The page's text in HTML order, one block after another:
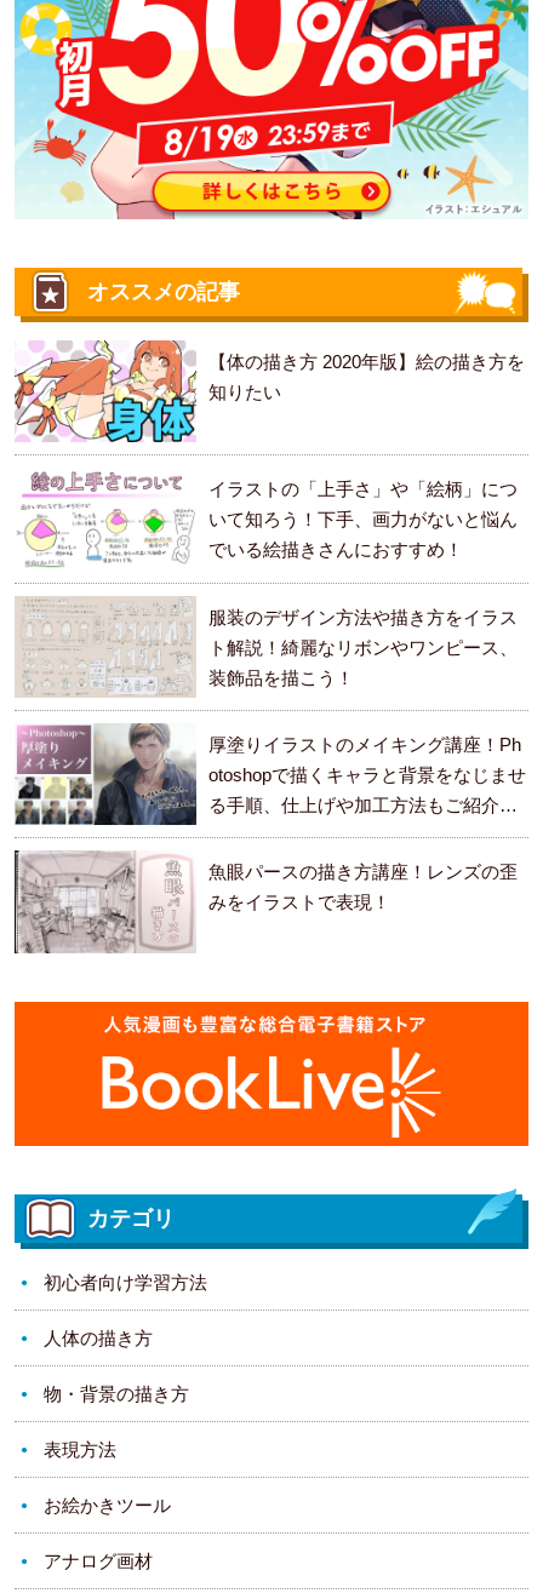
オススメの記事
【体の描き方 2020年版】絵の描き方を
知りたい
イラストの「上手さ」や「絵柄」につ
いて知ろう！下手、画力がないと悩ん
でいる絵描きさんにおすすめ！
服装のデザイン方法や描き方をイラス
ト解説！綺麗なリボンやワンピース、
装飾品を描こう！
厚塗りイラストのメイキング講座！Ph
otoshopで描くキャラと背景をなじませ
る手順、仕上げや加工方法もご紹介し
ます。
魚眼パースの描き方講座！レンズの歪
みをイラストで表現！
カテゴリ
初心者向け学習方法
人体の描き方
物・背景の描き方
表現方法
お絵かきツール
アナログ画材